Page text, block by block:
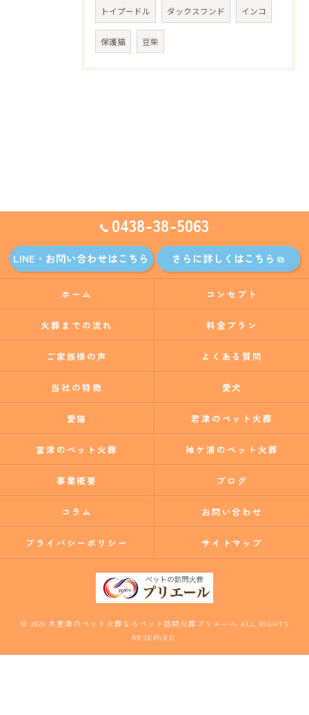
トイプードル ダックスフンド インコ
保護猫 豆柴
0438-38-5063
LINE・お問い合わせはこちら さらに詳しくはこちら
ホーム コンセプト
火葬までの流れ 料金プラン
ご家族様の声 よくある質問
当社の特徴 愛犬
愛猫 君津のペット火葬
富津のペット火葬 袖ケ浦のペット火葬
事業概要 ブログ
コラム お問い合わせ
プライバシーポリシー サイトマップ
© 2026 木更津のペット火葬ならペット訪問火葬プリエール ALL RIGHTS
RESERVED.